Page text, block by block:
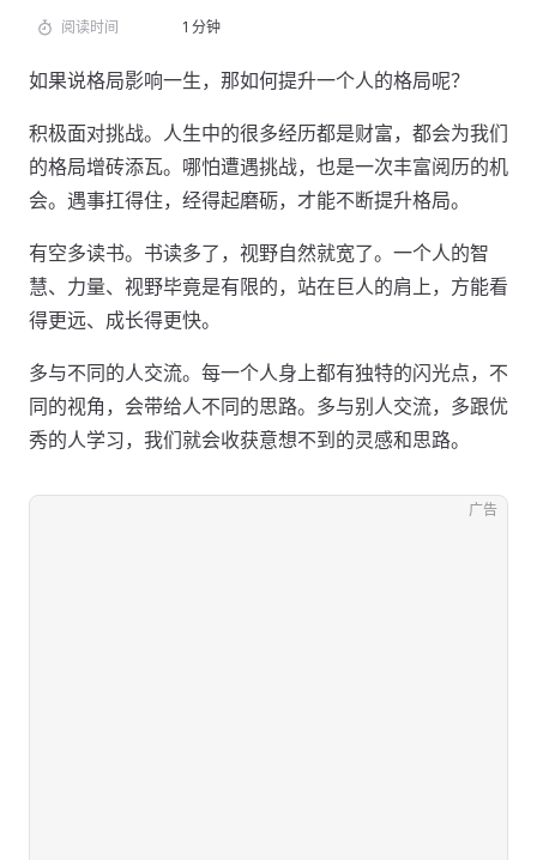
阅读时间 1 分钟
如果说格局影响一生，那如何提升一个人的格局呢？
积极面对挑战。人生中的很多经历都是财富，都会为我们
的格局增砖添瓦。哪怕遭遇挑战，也是一次丰富阅历的机
会。遇事扛得住，经得起磨砺，才能不断提升格局。
有空多读书。书读多了，视野自然就宽了。一个人的智
慧、力量、视野毕竟是有限的，站在巨人的肩上，方能看
得更远、成长得更快。
多与不同的人交流。每一个人身上都有独特的闪光点，不
同的视角，会带给人不同的思路。多与别人交流，多跟优
秀的人学习，我们就会收获意想不到的灵感和思路。
广告